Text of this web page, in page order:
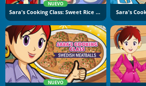
NUEVO
Sara's Cooking Class: Sweet Rice Cakes Sara's
NUEVO